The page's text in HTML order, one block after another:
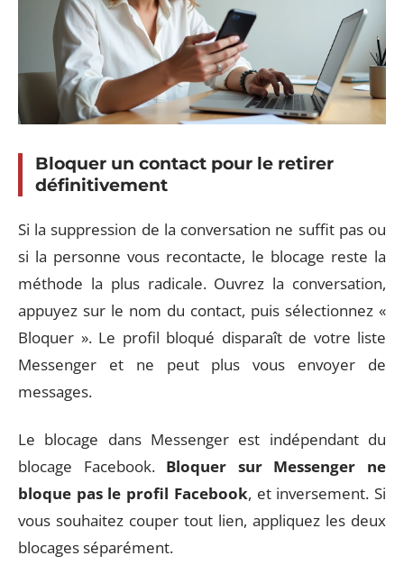
Bloquer un contact pour le retirer
définitivement
Si la suppression de la conversation ne suffit pas ou
si la personne vous recontacte, le blocage reste la
méthode la plus radicale. Ouvrez la conversation,
appuyez sur le nom du contact, puis sélectionnez «
Bloquer ». Le profil bloqué disparaît de votre liste
Messenger et ne peut plus vous envoyer de
messages.
Le blocage dans Messenger est indépendant du
blocage Facebook. Bloquer sur Messenger ne
bloque pas le profil Facebook, et inversement. Si
vous souhaitez couper tout lien, appliquez les deux
blocages séparément.